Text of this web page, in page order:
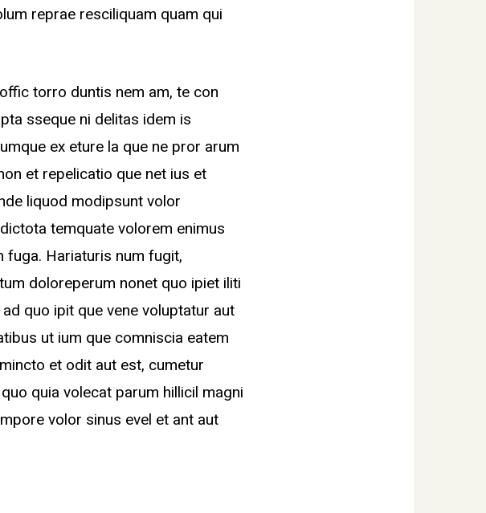
reprae resciliquam quam qui
torro duntis nem am, te con
sseque ni delitas idem is
ex eture la que ne pror arum
et repelicatio que net ius et
liquod modipsunt volor
temquate volorem enimus
fuga. Hariaturis num fugit,
doloreperum nonet quo ipiet iliti
quo ipit que vene voluptatur aut
ut ium que comniscia eatem
et odit aut est, cumetur
quia volecat parum hillicil magni
volor sinus evel et ant aut